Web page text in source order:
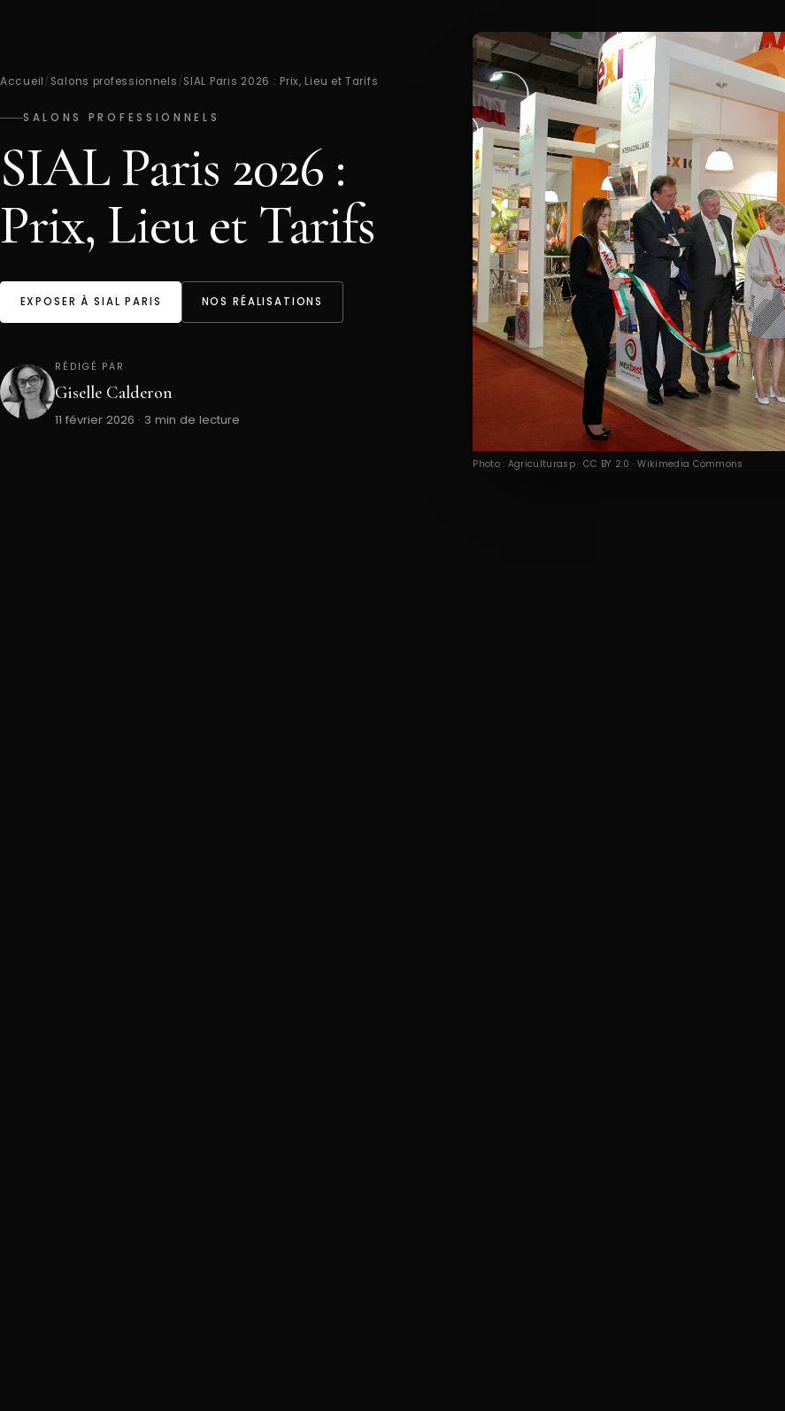
Accueil/ Salons professionnels/SIAL Paris 2026 : Prix, Lieu et Tarifs
SALONS PROFESSIONNELS
SIAL Paris 2026 :
Prix, Lieu et Tarifs
EXPOSER À SIAL PARIS NOS RÉALISATIONS
RÉDIGÉ PAR
Giselle Calderon
11 février 2026 · 3 min de lecture
Photo : Agriculturasp · CC BY 2.0 · Wikimedia Commons